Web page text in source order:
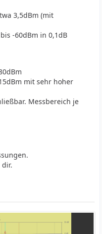
3,5dBm (mit
-60dBm in 0,1dB
mit sehr hoher
Messbereich je